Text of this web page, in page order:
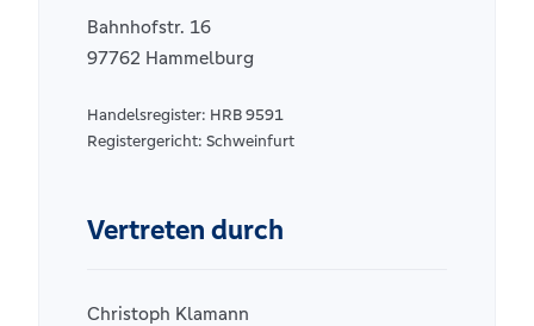
Bahnhofstr. 16
97762 Hammelburg
Handelsregister: HRB 9591
Registergericht: Schweinfurt
Vertreten durch
Christoph Klamann